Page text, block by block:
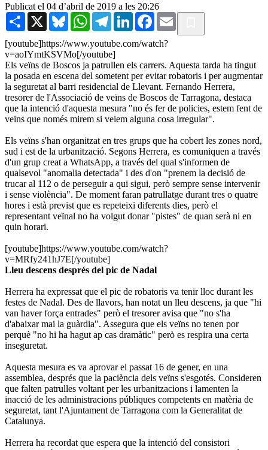
Publicat el 04 d’abril de 2019 a les 20:26
Share X BlueskyWhatsAppTelegramLinkedInFacebook
Email
[youtube]https://www.youtube.com/watch?
v=aoIYmtKSVMo[/youtube]
Els veïns de Boscos ja patrullen els carrers. Aquesta tarda ha tingut
la posada en escena del sometent per evitar robatoris i per augmentar
la seguretat al barri residencial de Llevant. Fernando Herrera,
tresorer de l'Associació de veïns de Boscos de Tarragona, destaca
que la intenció d'aquesta mesura "no és fer de policies, estem fent de
veïns que només mirem si veiem alguna cosa irregular".
Els veïns s'han organitzat en tres grups que ha cobert les zones nord,
sud i est de la urbanització. Segons Herrera, es comuniquen a través
d'un grup creat a WhatsApp, a través del qual s'informen de
qualsevol "anomalia detectada" i des d'on "prenem la decisió de
trucar al 112 o de perseguir a qui sigui, però sempre sense intervenir
i sense violència". De moment faran patrullatge durant tres o quatre
hores i està previst que es repeteixi diferents dies, però el
representant veïnal no ha volgut donar "pistes" de quan serà ni en
quin horari.
[youtube]https://www.youtube.com/watch?
v=MRfy241hJ7E[/youtube]
Lleu descens després del pic de Nadal
Herrera ha expressat que el pic de robatoris va tenir lloc durant les
festes de Nadal. Des de llavors, han notat un lleu descens, ja que "hi
van haver força entrades" però el tresorer avisa que "no s'ha
d'abaixar mai la guàrdia". Assegura que els veïns no tenen por
perquè "no hi ha hagut ap cas dramàtic" però es respira una certa
inseguretat.
Aquesta mesura es va aprovar el passat 16 de gener, en una
assemblea, després que la paciència dels veïns s'esgotés. Consideren
que falten patrulles voltant per les urbanitzacions i lamenten la
inacció de les administracions públiques competents en matèria de
seguretat, tant l'Ajuntament de Tarragona com la Generalitat de
Catalunya.
Herrera ha recordat que espera que la intenció del consistori